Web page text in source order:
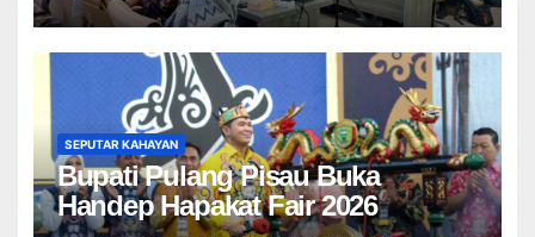
SEPUTAR KAHAYAN
Bupati Pulang Pisau Buka
Handep Hapakat Fair 2026